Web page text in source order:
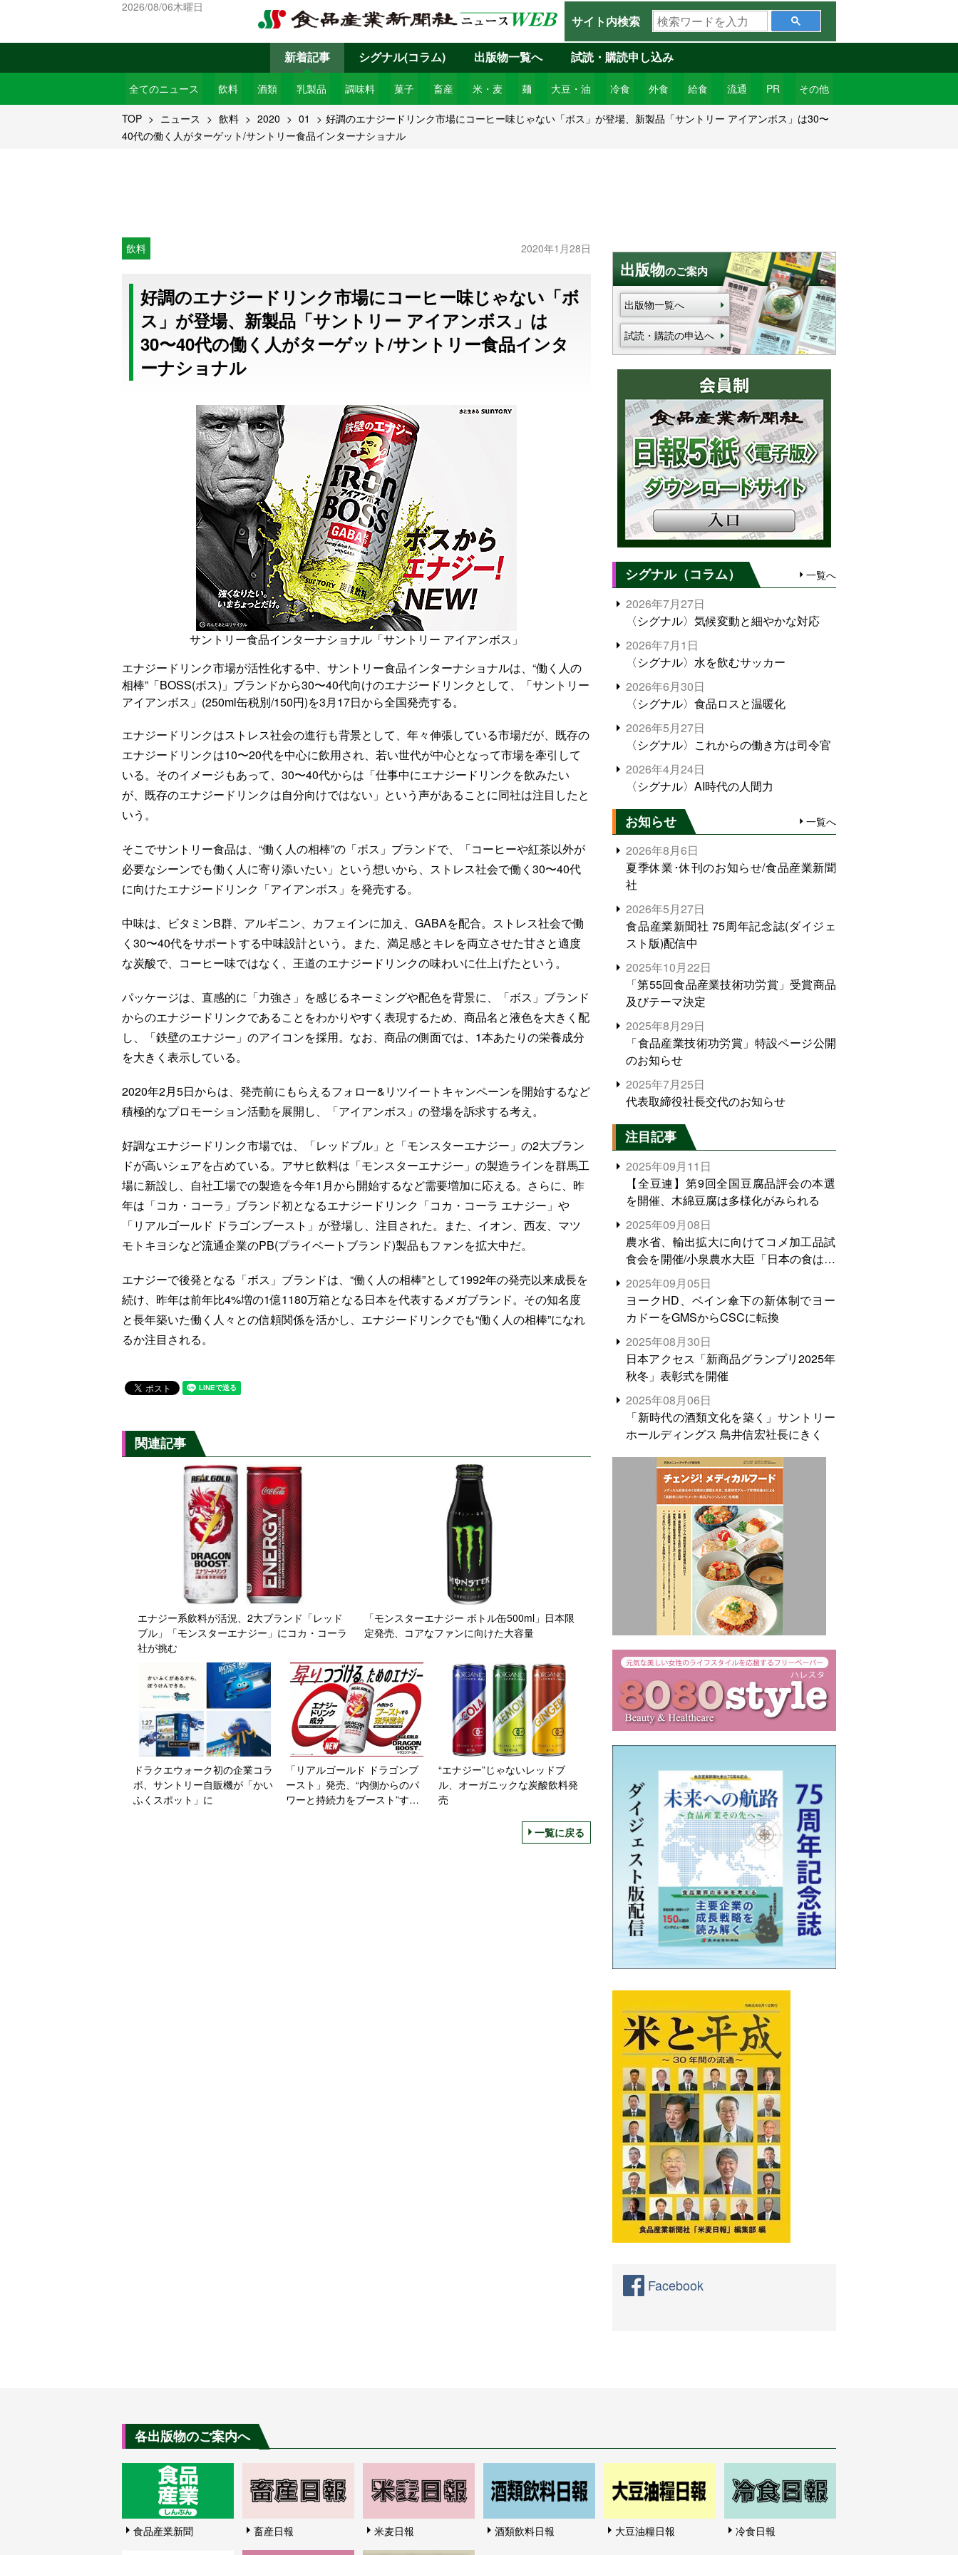
2026/08/06木曜日
サイト内検索
検
索
ワ
ー
ド
を
入
新着記事
全てのニュース 飲料 酒類 乳製品 調味料 菓子 畜産 米・麦 麺 大豆・油 冷食 外食 給食 流通 PR その他
シグナル(コラム) 出版物一覧へ 試読・購読申し込み
TOP ニュース 飲料 2020 01
好調のエナジードリンク市場にコーヒー味じゃない「ボス」が登場、新製品「サントリー アイアンボス」は30〜
40代の働く人がターゲット/サントリー食品インターナショナル
飲料 2020年1月28日
好調のエナジードリンク市場にコーヒー味じゃない「ボ
ス」が登場、新製品「サントリー アイアンボス」は
30〜40代の働く人がターゲット/サントリー食品インタ
ーナショナル
サントリー食品インターナショナル「サントリー アイアンボス」
エナジードリンク市場が活性化する中、サントリー食品インターナショナルは、“働く人の
相棒”「BOSS(ボス)」ブランドから30〜40代向けのエナジードリンクとして、「サントリー
アイアンボス」(250ml缶税別/150円)を3月17日から全国発売する。
エナジードリンクはストレス社会の進行も背景として、年々伸張している市場だが、既存の
エナジードリンクは10〜20代を中心に飲用され、若い世代が中心となって市場を牽引して
いる。そのイメージもあって、30〜40代からは「仕事中にエナジードリンクを飲みたい
が、既存のエナジードリンクは自分向けではない」という声があることに同社は注目したと
いう。
そこでサントリー食品は、“働く人の相棒”の「ボス」ブランドで、「コーヒーや紅茶以外が
必要なシーンでも働く人に寄り添いたい」という想いから、ストレス社会で働く30〜40代
に向けたエナジードリンク「アイアンボス」を発売する。
中味は、ビタミンB群、アルギニン、カフェインに加え、GABAを配合。ストレス社会で働
く30〜40代をサポートする中味設計という。また、満足感とキレを両立させた甘さと適度
な炭酸で、コーヒー味ではなく、王道のエナジードリンクの味わいに仕上げたという。
パッケージは、直感的に「力強さ」を感じるネーミングや配色を背景に、「ボス」ブランド
からのエナジードリンクであることをわかりやすく表現するため、商品名と液色を大きく配
し、「鉄壁のエナジー」のアイコンを採用。なお、商品の側面では、1本あたりの栄養成分
を大きく表示している。
2020年2月5日からは、発売前にもらえるフォロー&リツイートキャンペーンを開始するなど
積極的なプロモーション活動を展開し、「アイアンボス」の登場を訴求する考え。
好調なエナジードリンク市場では、「レッドブル」と「モンスターエナジー」の2大ブラン
ドが高いシェアを占めている。アサヒ飲料は「モンスターエナジー」の製造ラインを群馬工
場に新設し、自社工場での製造を今年1月から開始するなど需要増加に応える。さらに、昨
年は「コカ・コーラ」ブランド初となるエナジードリンク「コカ・コーラ エナジー」や
「リアルゴールド ドラゴンブースト」が登場し、注目された。また、イオン、西友、マツ
モトキヨシなど流通企業のPB(プライベートブランド)製品もファンを拡大中だ。
エナジーで後発となる「ボス」ブランドは、“働く人の相棒”として1992年の発売以来成長を
続け、昨年は前年比4%増の1億1180万箱となる日本を代表するメガブランド。その知名度
と長年築いた働く人々との信頼関係を活かし、エナジードリンクでも“働く人の相棒”になれ
るか注目される。
関連記事
エナジー系飲料が活況、2大ブランド「レッド
ブル」「モンスターエナジー」にコカ・コーラ
社が挑む
「モンスターエナジー ボトル缶500ml」日本限
定発売、コアなファンに向けた大容量
ドラクエウォーク初の企業コラ
ボ、サントリー自販機が「かい
ふくスポット」に
「リアルゴールド ドラゴンブ
ースト」発売、“内側からのパ
ワーと持続力をブースト”する
“エナジー”じゃないレッドブ
ル、オーガニックな炭酸飲料発
売
一覧に戻る
出版物のご案内
出版物一覧へ
試読・購読の申込へ
シグナル（コラム） 一覧へ
2026年7月27日
〈シグナル〉気候変動と細やかな対応
2026年7月1日
〈シグナル〉水を飲むサッカー
2026年6月30日
〈シグナル〉食品ロスと温暖化
2026年5月27日
〈シグナル〉これからの働き方は司令官
2026年4月24日
〈シグナル〉AI時代の人間力
お知らせ 一覧へ
2026年8月6日
夏季休業･休刊のお知らせ/食品産業新聞
社
2026年5月27日
食品産業新聞社 75周年記念誌(ダイジェ
スト版)配信中
2025年10月22日
「第55回食品産業技術功労賞」受賞商品
及びテーマ決定
2025年8月29日
「食品産業技術功労賞」特設ページ公開
のお知らせ
2025年7月25日
代表取締役社長交代のお知らせ
注目記事
2025年09月11日
【全豆連】第9回全国豆腐品評会の本選
を開催、木綿豆腐は多様化がみられる
2025年09月08日
農水省、輸出拡大に向けてコメ加工品試
食会を開催/小泉農水大臣「日本の食は世
界でトップをとれる。米増産に向けて、
米輸出需要の拡大を」
2025年09月05日
ヨークHD、ベイン傘下の新体制でヨー
カドーをGMSからCSCに転換
2025年08月30日
日本アクセス「新商品グランプリ2025年
秋冬」表彰式を開催
2025年08月06日
「新時代の酒類文化を築く」サントリー
ホールディングス 鳥井信宏社長にきく
Facebook
各出版物のご案内へ
食品産業新聞 畜産日報 米麦日報 酒類飲料日報 大豆油糧日報 冷食日報